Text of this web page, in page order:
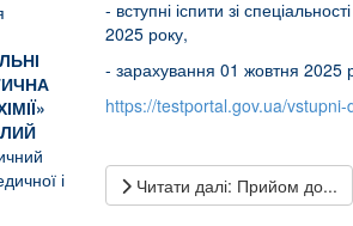
і
- вступні іспити зі
2025 року,
- зарахування 01 жовтня 2025
https://testportal.gov.ua/
Читати далі: Прийом до...